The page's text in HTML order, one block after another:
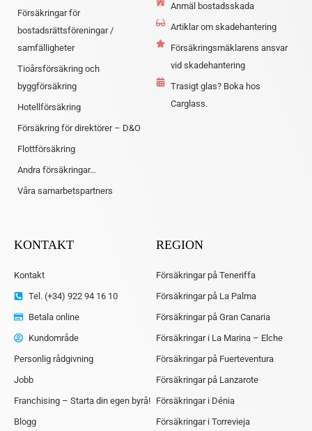
Försäkringar för
bostadsrättsföreningar /
samfälligheter
Tioårsförsäkring och
byggförsäkring
Hotellförsäkring
Försäkring för direktörer – D&O
Flottförsäkring
Andra försäkringar…
Våra samarbetspartners
Anmäl bostadsskada
Artiklar om skadehantering
Försäkringsmäklarens ansvar
vid skadehantering
Trasigt glas? Boka hos
Carglass.
KONTAKT
Kontakt
Tel. (+34) 922 94 16 10
Betala online
Kundområde
Personlig rådgivning
Jobb
Franchising – Starta din egen byrå!
Blogg
REGION
Försäkringar på Teneriffa
Försäkringar på La Palma
Försäkringar på Gran Canaria
Försäkringar i La Marina – Elche
Försäkringar på Fuerteventura
Försäkringar på Lanzarote
Försäkringar i Dénia
Försäkringar i Torrevieja